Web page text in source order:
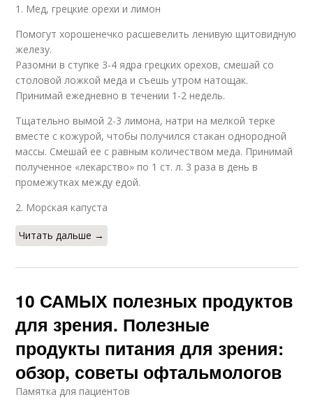
1. Мед, грецкие орехи и лимон
Помогут хорошенечко расшевелить ленивую щитовидную
железу.
Разомни в ступке 3-4 ядра грецких орехов, смешай со
столовой ложкой меда и съешь утром натощак.
Принимай ежедневно в течении 1-2 недель.
Тщательно вымой 2-3 лимона, натри на мелкой терке
вместе с кожурой, чтобы получился стакан однородной
массы. Смешай ее с равным количеством меда. Принимай
полученное «лекарство» по 1 ст. л. 3 раза в день в
промежутках между едой.
2. Морская капуста
Читать дальше →
10 САМЫХ полезных продуктов
для зрения. Полезные
продукты питания для зрения:
обзор, советы офтальмологов
Памятка для пациентов